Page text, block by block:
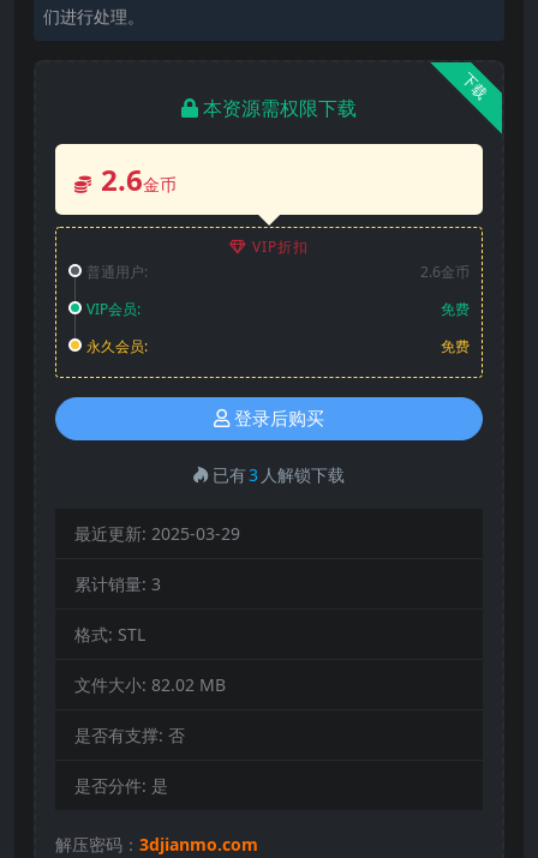
们进行处理。
下载
本资源需权限下载
2.6金币
VIP折扣
普通用户:
2.6金币
VIP会员:
免费
永久会员:
免费
登录后购买
已有3 人解锁下载
最近更新: 2025-03-29
累计销量: 3
格式: STL
文件大小: 82.02 MB
是否有支撑: 否
是否分件: 是
解压密码： 3djianmo.com